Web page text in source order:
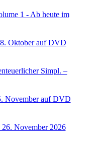
1 - Ab heute im
Oktober auf DVD
Simpl. –
November auf DVD
November 2026